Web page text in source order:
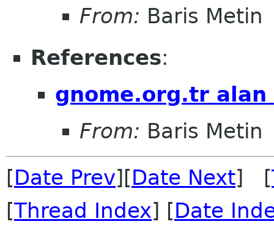
From: Baris Metin
References:
gnome.org.tr alan
From: Baris Metin
[Date Prev][Date Next] [
[Thread Index] [Date